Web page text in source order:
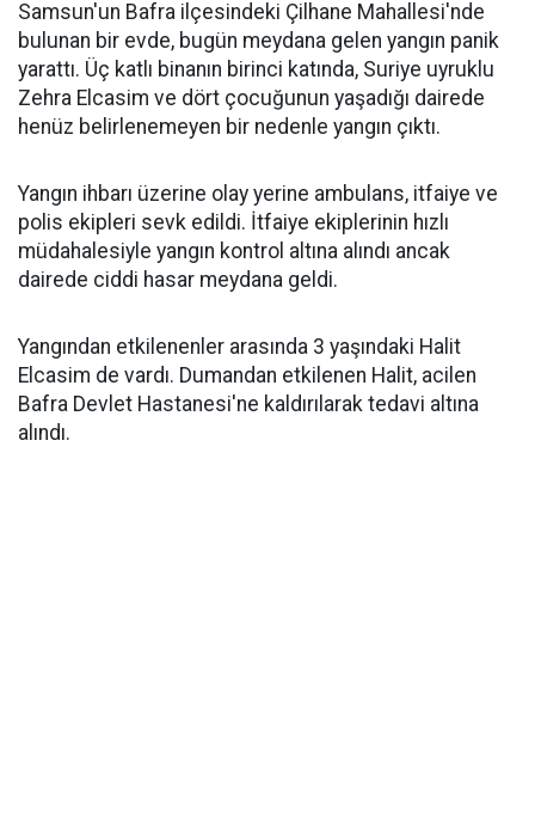
Samsun'un Bafra ilçesindeki Çilhane Mahallesi'nde
bulunan bir evde, bugün meydana gelen yangın panik
yarattı. Üç katlı binanın birinci katında, Suriye uyruklu
Zehra Elcasim ve dört çocuğunun yaşadığı dairede
henüz belirlenemeyen bir nedenle yangın çıktı.
Yangın ihbarı üzerine olay yerine ambulans, itfaiye ve
polis ekipleri sevk edildi. İtfaiye ekiplerinin hızlı
müdahalesiyle yangın kontrol altına alındı ancak
dairede ciddi hasar meydana geldi.
Yangından etkilenenler arasında 3 yaşındaki Halit
Elcasim de vardı. Dumandan etkilenen Halit, acilen
Bafra Devlet Hastanesi'ne kaldırılarak tedavi altına
alındı.